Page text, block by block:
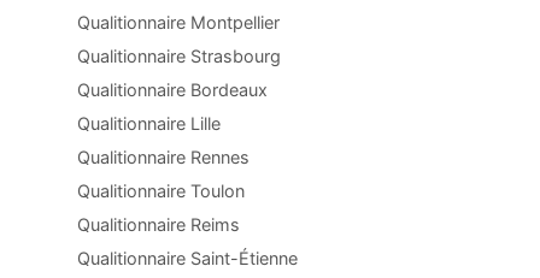
Qualitionnaire Montpellier
Qualitionnaire Strasbourg
Qualitionnaire Bordeaux
Qualitionnaire Lille
Qualitionnaire Rennes
Qualitionnaire Toulon
Qualitionnaire Reims
Qualitionnaire Saint-Étienne